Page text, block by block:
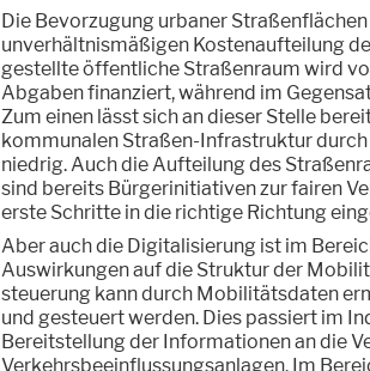
Die Bevorzugung urbaner
unverhältnismäßigen Kostenaufteilung
gestellte öffentliche Straßenraum wird
Abgaben finanziert, während im
Zum einen lässt sich an dieser Stelle
kommunalen Straßen-Infrastruktur
niedrig. Auch die Aufteilung des
sind bereits Bürgerinitiativen zur fairen
erste Schritte in die richtige Richtung
Aber auch die Digitalisierung ist im
Auswirkungen auf die Struktur der
steuerung kann durch Mobilitätsdaten
und gesteuert werden. Dies passiert im
Bereitstellung der Informationen an die
Verkehrsbeeinflussungsanlagen. Im